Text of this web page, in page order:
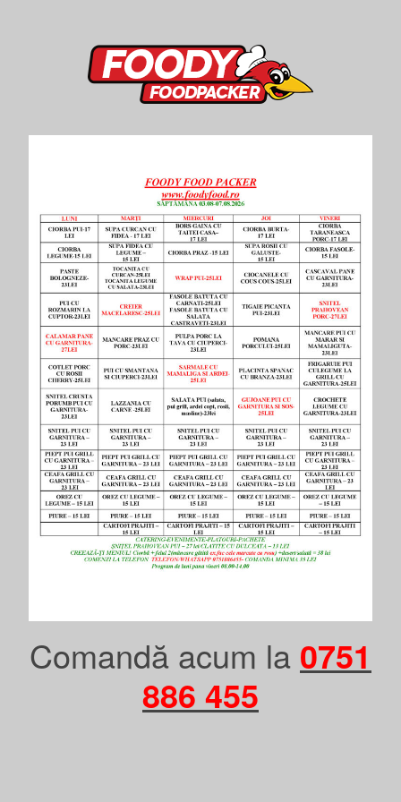
Comandă acum la 0751
886 455